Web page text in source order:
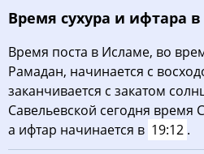
Время сухура и ифтара
Время поста в Исламе, во
Рамадан, начинается с
заканчивается с закатом
Савельевской сегодня время
а ифтар начинается в 19:12 .